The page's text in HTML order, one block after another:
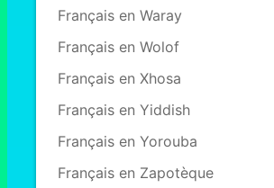
Français en Waray
Français en Wolof
Français en Xhosa
Français en Yiddish
Français en Yorouba
Français en Zapotèque